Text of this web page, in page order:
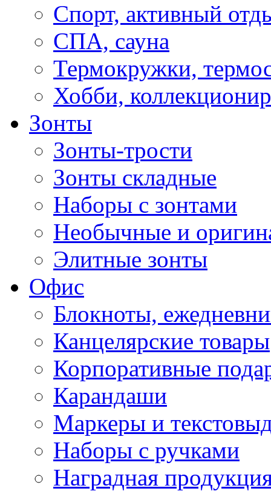
Спорт, активный
СПА, сауна
Термокружки,
Хобби,
Зонты
Зонты-трости
Зонты складные
Наборы с зонтами
Необычные и
Элитные зонты
Офис
Блокноты,
Канцелярские товары
Корпоративные
Карандаши
Маркеры и
Наборы с ручками
Наградная